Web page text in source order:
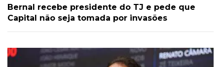
Bernal recebe presidente do TJ e pede que
Capital não seja tomada por invasões